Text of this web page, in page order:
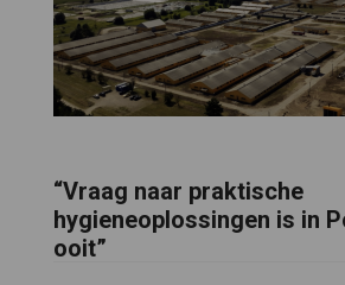
“Vraag naar praktische
hygieneoplossingen is in
ooit”